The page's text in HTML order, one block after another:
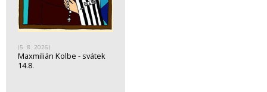
(5. 8. 2026)
Maxmilián Kolbe - svátek
14.8.